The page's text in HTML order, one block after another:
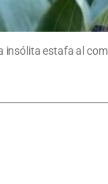
insólita estafa al